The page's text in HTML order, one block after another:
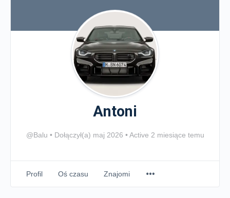
Antoni
@Balu • Dołączył(a) maj 2026 • Active 2 miesiące temu
Profil Oś czasu Znajomi